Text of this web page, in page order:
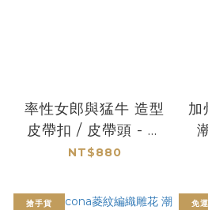
率性女郎與猛牛 造型
皮帶扣 / 皮帶頭 - 現
貨
NT$880
加
搶手貨 免運